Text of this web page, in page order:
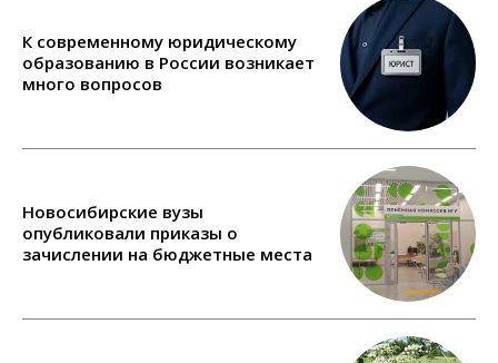
К современному юридическому
образованию в России возникает
много вопросов
Новосибирские вузы
опубликовали приказы о
зачислении на бюджетные места